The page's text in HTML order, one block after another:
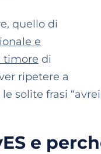
quello di
e
timore di
ripetere a
solite frasi
e